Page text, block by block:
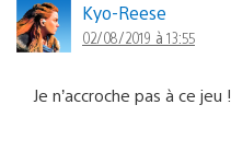
Kyo-Reese
02/08/2019 à 13:55
Je n’accroche pas à ce jeu !